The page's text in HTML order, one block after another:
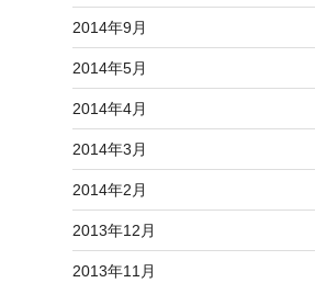
2014年9月
2014年5月
2014年4月
2014年3月
2014年2月
2013年12月
2013年11月